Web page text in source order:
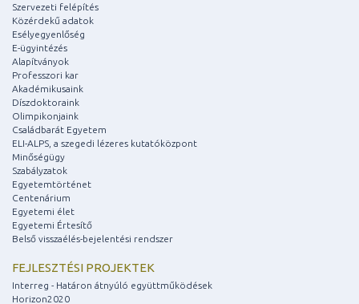
Szervezeti felépítés
Közérdekű adatok
Esélyegyenlőség
E-ügyintézés
Alapítványok
Professzori kar
Akadémikusaink
Díszdoktoraink
Olimpikonjaink
Családbarát Egyetem
ELI-ALPS, a szegedi lézeres kutatóközpont
Minőségügy
Szabályzatok
Egyetemtörténet
Centenárium
Egyetemi élet
Egyetemi Értesítő
Belső visszaélés-bejelentési rendszer
FEJLESZTÉSI PROJEKTEK
Interreg - Határon átnyúló együttműködések
Horizon2020